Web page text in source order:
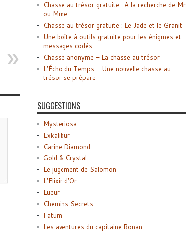
Chasse au trésor gratuite : A la recherche de Mr
ou Mme
Chasse au trésor gratuite : Le Jade et le Granit
Une boîte à outils gratuite pour les énigmes et
messages codés
Chasse anonyme – La chasse au trésor
L’Écho du Temps – Une nouvelle chasse au
trésor se prépare
SUGGESTIONS
Mysteriosa
Exkalibur
Carine Diamond
Gold & Crystal
Le jugement de Salomon
L’Elixir d’Or
Lueur
Chemins Secrets
Fatum
Les aventures du capitaine Ronan